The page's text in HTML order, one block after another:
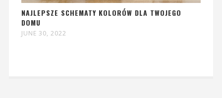
NAJLEPSZE SCHEMATY KOLORÓW DLA TWOJEGO
DOMU
JUNE 30, 2022